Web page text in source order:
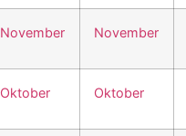
November November
Oktober Oktober